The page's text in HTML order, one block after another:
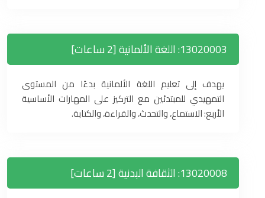
13020003: اللغة الألمانية [2 ساعات]
يهدف إلى تعليم اللغة الألمانية بدءًا من المستوى
التمهيدي للمبتدئين مع التركيز على المهارات الأساسية
الأربع: الاستماع، والتحدث، والقراءة، والكتابة.
13020008: الثقافة البدنية [2 ساعات]